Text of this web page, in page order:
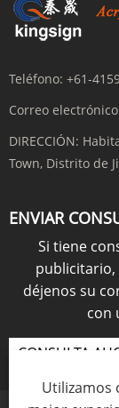
Teléfono: +61-
Correo
DIRECCIÓN:
Town, Distrito de
ENVIAR
Si tiene
publicitario,
déjenos su
con
CONSULTA
Utilizamos